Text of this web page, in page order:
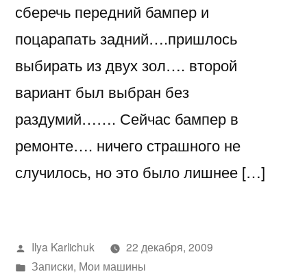
сберечь передний бампер и
поцарапать задний….пришлось
выбирать из двух зол…. второй
вариант был выбран без
раздумий……. Сейчас бампер в
ремонте…. ничего страшного не
случилось, но это было лишнее […]
Написано
автором
Ilya Karlichuk
22 декабря, 2009
Написано
Записки, Мои машины